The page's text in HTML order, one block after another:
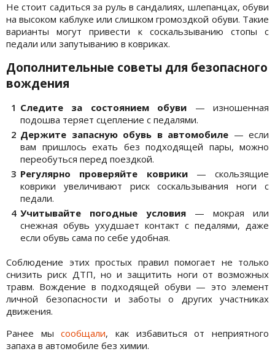
Не стоит садиться за руль в сандалиях, шлепанцах, обуви
на высоком каблуке или слишком громоздкой обуви. Такие
варианты могут привести к соскальзыванию стопы с
педали или запутыванию в ковриках.
Дополнительные советы для безопасного
вождения
Следите за состоянием обуви — изношенная
подошва теряет сцепление с педалями.
Держите запасную обувь в автомобиле — если
вам пришлось ехать без подходящей пары, можно
переобуться перед поездкой.
Регулярно проверяйте коврики— скользящие
коврики увеличивают риск соскальзывания ноги с
педали.
Учитывайте погодные условия — мокрая или
снежная обувь ухудшает контакт с педалями, даже
если обувь сама по себе удобная.
Соблюдение этих простых правил помогает не только
снизить риск ДТП, но и защитить ноги от возможных
травм. Вождение в подходящей обуви — это элемент
личной безопасности и заботы о других участниках
движения.
Ранее мысообщали, как избавиться от неприятного
запаха в автомобиле без химии.